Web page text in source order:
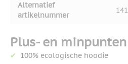
Alternatief
artikelnummer
Plus- en minpunten
100% ecologische hoodie